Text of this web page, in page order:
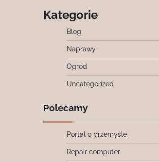
Kategorie
Blog
Naprawy
Ogród
Uncategorized
Polecamy
Portal o przemyśle
Repair computer